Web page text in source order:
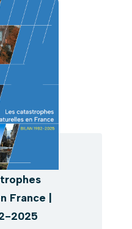
France |
2025